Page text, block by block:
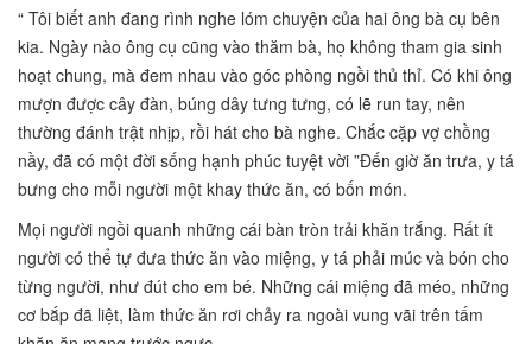
“ Tôi biết anh đang rình nghe lóm chuyện của hai ông bà cụ bên
kia. Ngày nào ông cụ cũng vào thăm bà, họ không tham gia sinh
hoạt chung, mà đem nhau vào góc phòng ngồi thủ thỉ. Có khi ông
mượn được cây đàn, búng dây tưng tưng, có lẽ run tay, nên
thường đánh trật nhịp, rồi hát cho bà nghe. Chắc cặp vợ chồng
nầy, đã có một đời sống hạnh phúc tuyệt vời ”Đến giờ ăn trưa, y tá
bưng cho mỗi người một khay thức ăn, có bốn món.
Mọi người ngồi quanh những cái bàn tròn trải khăn trắng. Rất ít
người có thể tự đưa thức ăn vào miệng, y tá phải múc và bón cho
từng người, như đút cho em bé. Những cái miệng đã méo, những
cơ bắp đã liệt, làm thức ăn rơi chảy ra ngoài vung vãi trên tấm